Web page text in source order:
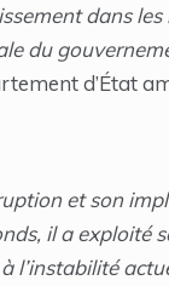
dans
du
d’État
et son
il a exploité
l’instabilité